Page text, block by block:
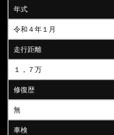
年式
令和４年１月
走行距離
１，７万
修復歴
無
車検